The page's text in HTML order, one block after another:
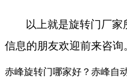
以上就是旋转门厂
信息的朋友欢迎前来咨询
赤峰旋转门哪家好？赤峰自